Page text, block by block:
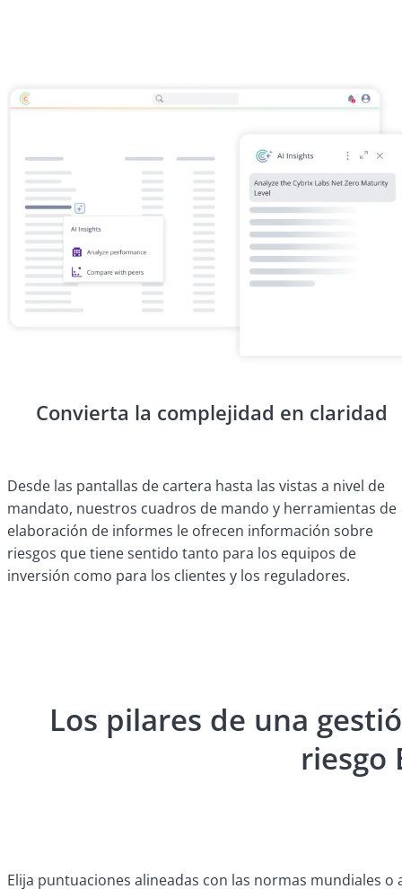
Convierta la complejidad en claridad
Desde las pantallas de cartera hasta las vistas a nivel de
mandato, nuestros cuadros de mando y herramientas de
elaboración de informes le ofrecen información sobre
riesgos que tiene sentido tanto para los equipos de
inversión como para los clientes y los reguladores.
Los pilares de una
riesgo
Elija puntuaciones alineadas con las normas mundiales